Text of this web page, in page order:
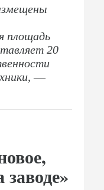
площадь
20
—